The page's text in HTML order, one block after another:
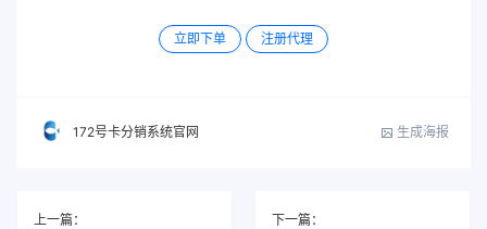
立即下单 注册代理
172号卡分销系统官网 生成海报
上一篇：
下一篇：